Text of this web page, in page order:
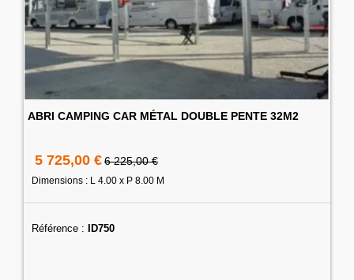
ABRI CAMPING CAR MÉTAL DOUBLE PENTE 32M2
5 725,00 €6 225,00 €
Dimensions : L 4.00 x P 8.00 M
Référence : ID750